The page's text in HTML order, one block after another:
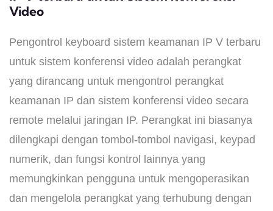
Video
Pengontrol keyboard sistem keamanan IP V terbaru
untuk sistem konferensi video adalah perangkat
yang dirancang untuk mengontrol perangkat
keamanan IP dan sistem konferensi video secara
remote melalui jaringan IP. Perangkat ini biasanya
dilengkapi dengan tombol-tombol navigasi, keypad
numerik, dan fungsi kontrol lainnya yang
memungkinkan pengguna untuk mengoperasikan
dan mengelola perangkat yang terhubung dengan